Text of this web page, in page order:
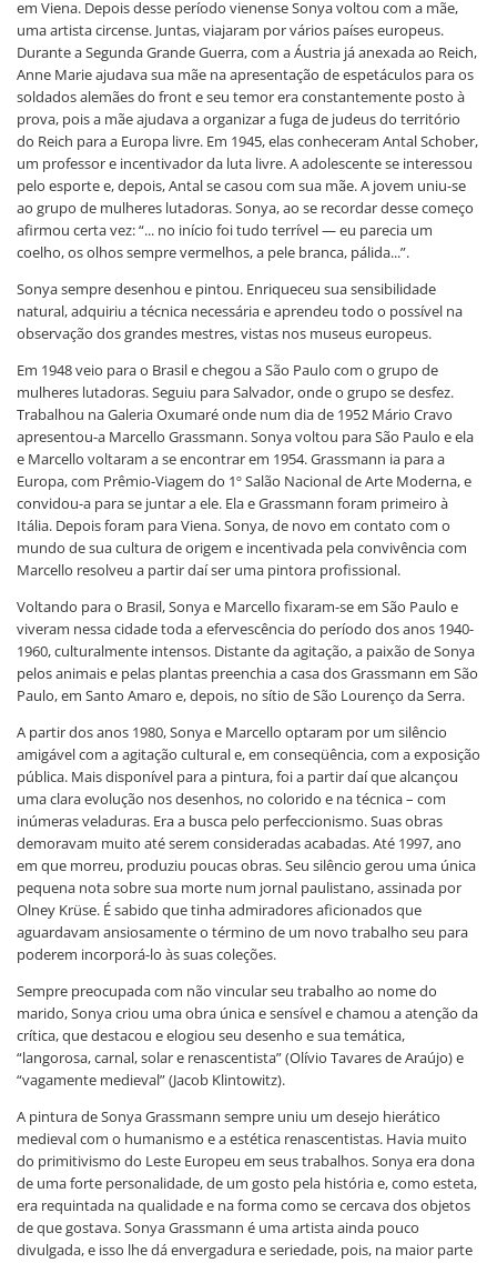
em Viena. Depois desse período vienense Sonya voltou com a mãe,
uma artista circense. Juntas, viajaram por vários países europeus.
Durante a Segunda Grande Guerra, com a Áustria já anexada ao Reich,
Anne Marie ajudava sua mãe na apresentação de espetáculos para os
soldados alemães do front e seu temor era constantemente posto à
prova, pois a mãe ajudava a organizar a fuga de judeus do território
do Reich para a Europa livre. Em 1945, elas conheceram Antal Schober,
um professor e incentivador da luta livre. A adolescente se interessou
pelo esporte e, depois, Antal se casou com sua mãe. A jovem uniu-se
ao grupo de mulheres lutadoras. Sonya, ao se recordar desse começo
afirmou certa vez: “... no início foi tudo terrível — eu parecia um
coelho, os olhos sempre vermelhos, a pele branca, pálida...”.
Sonya sempre desenhou e pintou. Enriqueceu sua sensibilidade
natural, adquiriu a técnica necessária e aprendeu todo o possível na
observação dos grandes mestres, vistas nos museus europeus.
Em 1948 veio para o Brasil e chegou a São Paulo com o grupo de
mulheres lutadoras. Seguiu para Salvador, onde o grupo se desfez.
Trabalhou na Galeria Oxumaré onde num dia de 1952 Mário Cravo
apresentou-a Marcello Grassmann. Sonya voltou para São Paulo e ela
e Marcello voltaram a se encontrar em 1954. Grassmann ia para a
Europa, com Prêmio-Viagem do 1º Salão Nacional de Arte Moderna, e
convidou-a para se juntar a ele. Ela e Grassmann foram primeiro à
Itália. Depois foram para Viena. Sonya, de novo em contato com o
mundo de sua cultura de origem e incentivada pela convivência com
Marcello resolveu a partir daí ser uma pintora profissional.
Voltando para o Brasil, Sonya e Marcello fixaram-se em São Paulo e
viveram nessa cidade toda a efervescência do período dos anos 1940-
1960, culturalmente intensos. Distante da agitação, a paixão de Sonya
pelos animais e pelas plantas preenchia a casa dos Grassmann em São
Paulo, em Santo Amaro e, depois, no sítio de São Lourenço da Serra.
A partir dos anos 1980, Sonya e Marcello optaram por um silêncio
amigável com a agitação cultural e, em conseqüência, com a exposição
pública. Mais disponível para a pintura, foi a partir daí que alcançou
uma clara evolução nos desenhos, no colorido e na técnica – com
inúmeras veladuras. Era a busca pelo perfeccionismo. Suas obras
demoravam muito até serem consideradas acabadas. Até 1997, ano
em que morreu, produziu poucas obras. Seu silêncio gerou uma única
pequena nota sobre sua morte num jornal paulistano, assinada por
Olney Krüse. É sabido que tinha admiradores aficionados que
aguardavam ansiosamente o término de um novo trabalho seu para
poderem incorporá-lo às suas coleções.
Sempre preocupada com não vincular seu trabalho ao nome do
marido, Sonya criou uma obra única e sensível e chamou a atenção da
crítica, que destacou e elogiou seu desenho e sua temática,
“langorosa, carnal, solar e renascentista” (Olívio Tavares de Araújo) e
“vagamente medieval” (Jacob Klintowitz).
A pintura de Sonya Grassmann sempre uniu um desejo hierático
medieval com o humanismo e a estética renascentistas. Havia muito
do primitivismo do Leste Europeu em seus trabalhos. Sonya era dona
de uma forte personalidade, de um gosto pela história e, como esteta,
era requintada na qualidade e na forma como se cercava dos objetos
de que gostava. Sonya Grassmann é uma artista ainda pouco
divulgada, e isso lhe dá envergadura e seriedade, pois, na maior parte